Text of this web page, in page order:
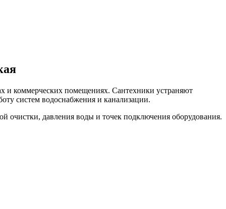
и коммерческих помещениях. Сантехники устраняют
систем водоснабжения и канализации.
очистки, давления воды и точек подключения оборудования.